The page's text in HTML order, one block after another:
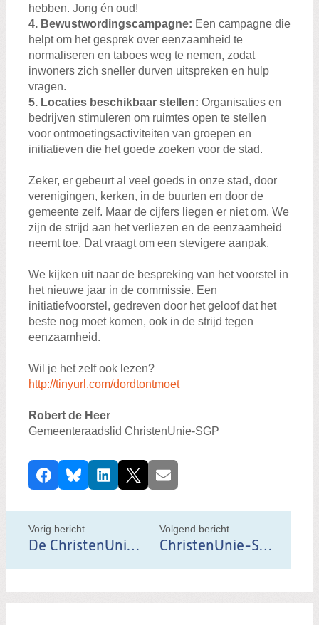
hebben. Jong én oud!
4. Bewustwordingscampagne: Een campagne die
helpt om het gesprek over eenzaamheid te
normaliseren en taboes weg te nemen, zodat
inwoners zich sneller durven uitspreken en hulp
vragen.
5. Locaties beschikbaar stellen: Organisaties en
bedrijven stimuleren om ruimtes open te stellen
voor ontmoetingsactiviteiten van groepen en
initiatieven die het goede zoeken voor de stad.
Zeker, er gebeurt al veel goeds in onze stad, door
verenigingen, kerken, in de buurten en door de
gemeente zelf. Maar de cijfers liegen er niet om. We
zijn de strijd aan het verliezen en de eenzaamheid
neemt toe. Dat vraagt om een stevigere aanpak.
We kijken uit naar de bespreking van het voorstel in
het nieuwe jaar in de commissie. Een
initiatiefvoorstel, gedreven door het geloof dat het
beste nog moet komen, ook in de strijd tegen
eenzaamheid.
Wil je het zelf ook lezen?
http://tinyurl.com/dordtontmoet
Robert de Heer
Gemeenteraadslid ChristenUnie-SGP
D
e
e
l
d
b
FacebookBlueskyLinkedIn
X E-mail
Vorig bericht
De ChristenUnie-SGP draagt Joost Veldman voor als nieuwe wethouder.
Volgend bericht
ChristenUnie-SGP Dordrecht organiseert Politieke Pizza Party